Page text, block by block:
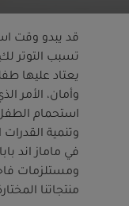
قد يبدو وقت
تسبب التوتر
يعتاد عليها
وأمان، الأمر
استحمام
وتنمية
في ماماز اند
ومستلزمات
منتجاتنا